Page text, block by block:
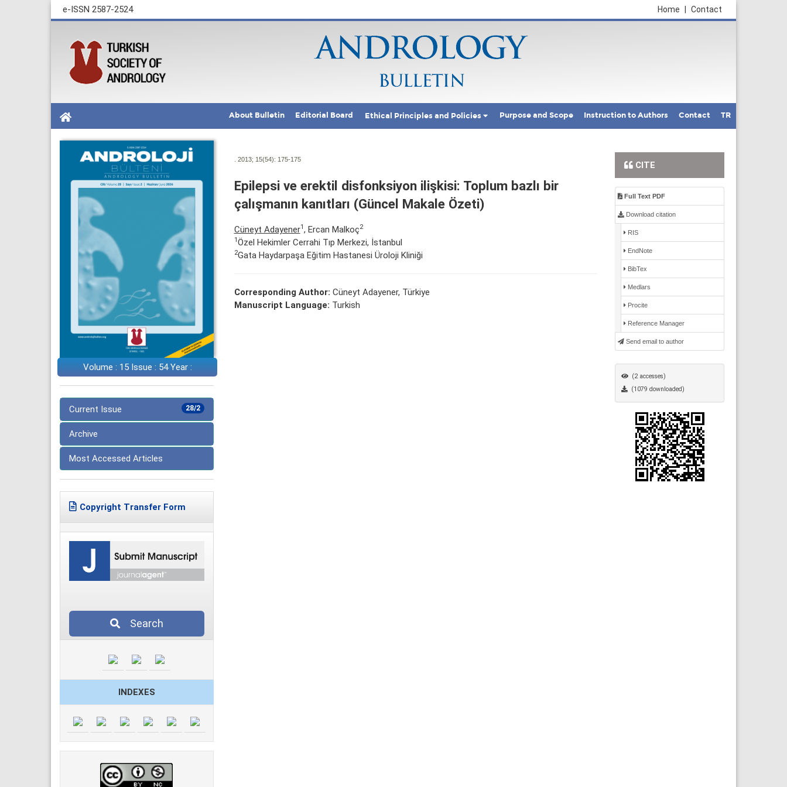
e-ISSN 2587-2524 Contact
Home
About Bulletin Editorial Board Ethical Principles and Policies Purpose and Scope Instruction to Authors Contact TR
Volume : 15 Issue : 54 Year :
28/2
Current Issue
Archive
Most Accessed Articles
Copyright Transfer Form
Search
INDEXES
. 2013; 15(54): 175-175
Epilepsi ve erektil disfonksiyon ilişkisi: Toplum bazlı bir
çalışmanın kanıtları (Güncel Makale Özeti)
Cüneyt Adayener1 , Ercan Malkoç2
1 Özel Hekimler Cerrahi Tıp Merkezi, İstanbul
2Gata Haydarpaşa Eğitim Hastanesi Üroloji Kliniği
Corresponding Author: Cüneyt Adayener, Türkiye
Manuscript Language: Turkish
CITE
Full Text PDF
Download citation
RIS
EndNote
BibTex
Medlars
Procite
Reference Manager
Send email to author
(2 accesses)
(1079 downloaded)